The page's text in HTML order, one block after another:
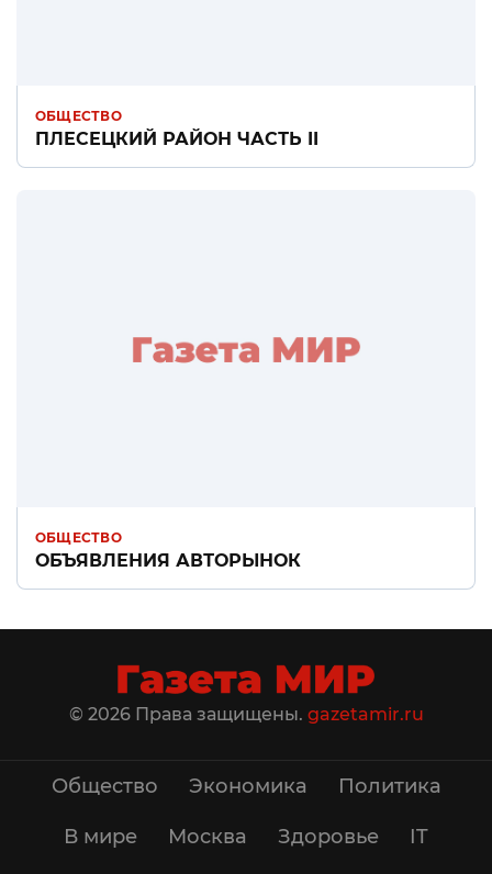
ОБЩЕСТВО
ПЛЕСЕЦКИЙ РАЙОН ЧАСТЬ II
ОБЩЕСТВО
ОБЪЯВЛЕНИЯ АВТОРЫНОК
© 2026 Права защищены. gazetamir.ru
Общество Экономика Политика
В мире Москва Здоровье IT